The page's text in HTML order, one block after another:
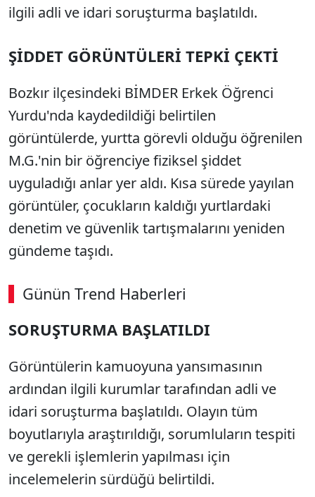
ilgili adli ve idari soruşturma başlatıldı.
ŞİDDET GÖRÜNTÜLERİ TEPKİ ÇEKTİ
Bozkır ilçesindeki BİMDER Erkek Öğrenci
Yurdu'nda kaydedildiği belirtilen
görüntülerde, yurtta görevli olduğu öğrenilen
M.G.'nin bir öğrenciye fiziksel şiddet
uyguladığı anlar yer aldı. Kısa sürede yayılan
görüntüler, çocukların kaldığı yurtlardaki
denetim ve güvenlik tartışmalarını yeniden
gündeme taşıdı.
Günün Trend Haberleri
00:02 / 08:15
SORUŞTURMA BAŞLATILDI
Görüntülerin kamuoyuna yansımasının
ardından ilgili kurumlar tarafından adli ve
idari soruşturma başlatıldı. Olayın tüm
boyutlarıyla araştırıldığı, sorumluların tespiti
ve gerekli işlemlerin yapılması için
incelemelerin sürdüğü belirtildi.